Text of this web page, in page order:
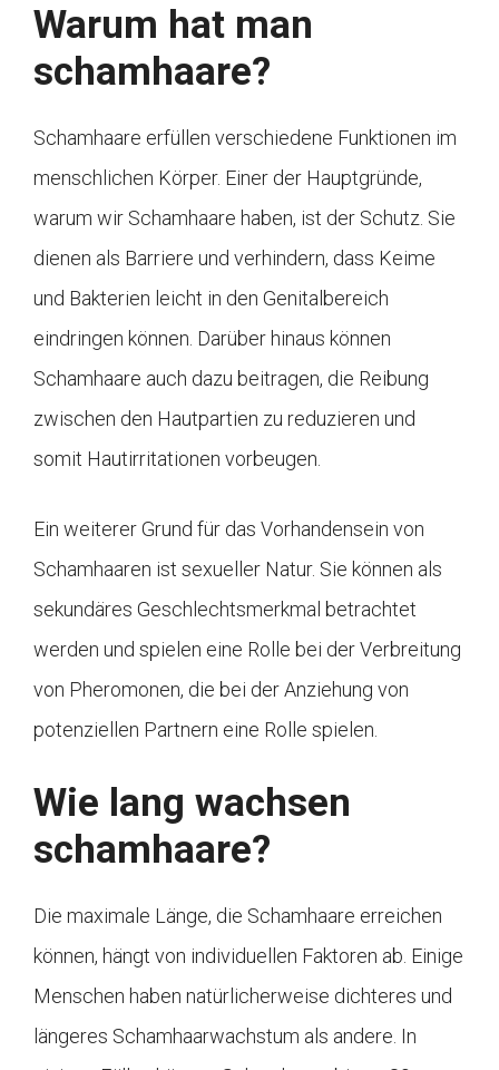
Warum hat man
schamhaare?
Schamhaare erfüllen verschiedene Funktionen im
menschlichen Körper. Einer der Hauptgründe,
warum wir Schamhaare haben, ist der Schutz. Sie
dienen als Barriere und verhindern, dass Keime
und Bakterien leicht in den Genitalbereich
eindringen können. Darüber hinaus können
Schamhaare auch dazu beitragen, die Reibung
zwischen den Hautpartien zu reduzieren und
somit Hautirritationen vorbeugen.
Ein weiterer Grund für das Vorhandensein von
Schamhaaren ist sexueller Natur. Sie können als
sekundäres Geschlechtsmerkmal betrachtet
werden und spielen eine Rolle bei der Verbreitung
von Pheromonen, die bei der Anziehung von
potenziellen Partnern eine Rolle spielen.
Wie lang wachsen
schamhaare?
Die maximale Länge, die Schamhaare erreichen
können, hängt von individuellen Faktoren ab. Einige
Menschen haben natürlicherweise dichteres und
längeres Schamhaarwachstum als andere. In